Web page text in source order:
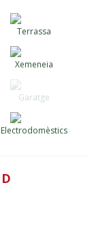
Terrassa
Xemeneia
Garatge
Electrodomèstics
D